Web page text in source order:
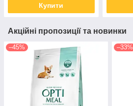
Купити
Акційні пропозиції та новинки
–45% –33%